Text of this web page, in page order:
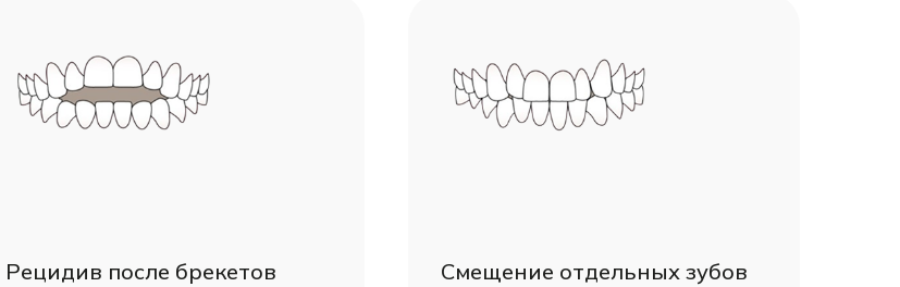
Рецидив после брекетов Смещение отдельных зубов